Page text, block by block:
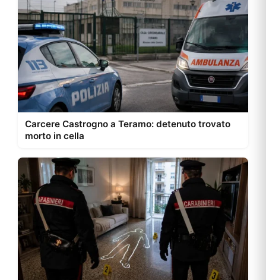
Carcere Castrogno a Teramo: detenuto trovato
morto in cella